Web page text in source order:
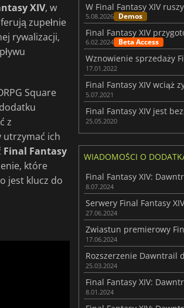
XIV, w
zupełnie
rywalizacji,
Square
z
utrzymać ich
Final Fantasy
które
jest klucz do
5.08.2026 Demos
6.02.2024 Beta Access
17.01.2022
5.07.2021
Final Fantasy XIV jest
25.05.2020
WIADOMOŚCI O
8.07.2024
27.06.2024
17.06.2024
25.03.2024
Final Fantasy XIV:
8.01.2024